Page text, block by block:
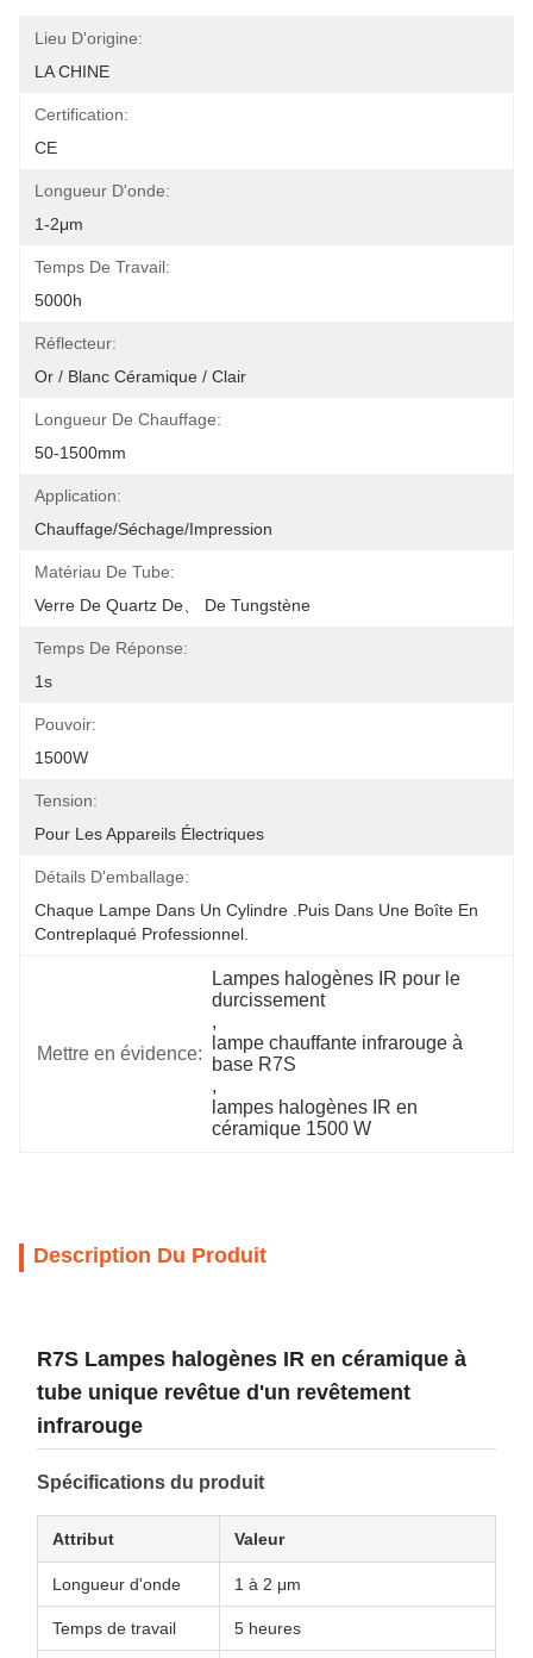
Lieu D'origine:
LA CHINE
Certification:
CE
Longueur D'onde:
1-2μm
Temps De Travail:
5000h
Réflecteur:
Or / Blanc Céramique / Clair
Longueur De Chauffage:
50-1500mm
Application:
Chauffage/séchage/impression
Matériau De Tube:
Verre De Quartz De、 De Tungstène
Temps De Réponse:
1s
Pouvoir:
1500W
Tension:
Pour Les Appareils Électriques
Détails D'emballage:
Chaque Lampe Dans Un Cylindre .Puis Dans Une Boîte En
Contreplaqué Professionnel.
Mettre en évidence:
Lampes halogènes IR pour le
durcissement
,
lampe chauffante infrarouge à
base R7S
,
lampes halogènes IR en
céramique 1500 W
Description Du Produit
R7S Lampes halogènes IR en céramique à
tube unique revêtue d'un revêtement
infrarouge
Spécifications du produit
Attribut Valeur
Longueur d'onde 1 à 2 μm
Temps de travail 5 heures